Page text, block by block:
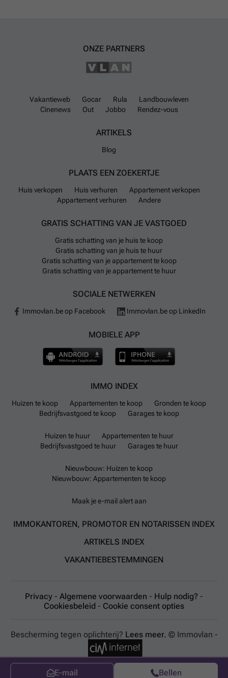
E-mail Bellen
ONZE PARTNERS
Vakantieweb Gocar Rula
Landbouwleven
Cinenews
Out Jobbo Rendez-vous
ARTIKELS
Blog
PLAATS EEN ZOEKERTJE
Huis verkopen Huis verhuren
Appartement verkopen
Appartement verhuren
Andere
GRATIS SCHATTING VAN JE VASTGOED
Gratis schatting van je huis te koop
Gratis schatting van je huis te huur
Gratis schatting van je appartement te koop
Gratis schatting van je appartement te huur
SOCIALE NETWERKEN
Immovlan.be op Facebook Immovlan.be op LinkedIn
MOBIELE APP
IMMO INDEX
Huizen te koop Appartementen te koop
Gronden te koop
Bedrijfsvastgoed te koop
Garages te koop
Huizen te huur
Appartementen te huur
Bedrijfsvastgoed te huur
Garages te huur
Nieuwbouw: Huizen te koop
Nieuwbouw: Appartementen te koop
Maak je e-mail alert aan
IMMOKANTOREN, PROMOTOR EN NOTARISSEN INDEX
ARTIKELS INDEX
VAKANTIEBESTEMMINGEN
Privacy - Algemene voorwaarden - Hulp nodig? -
Cookiesbeleid - Cookie consent opties
Bescherming tegen oplichterij? Lees meer. © Immovlan -